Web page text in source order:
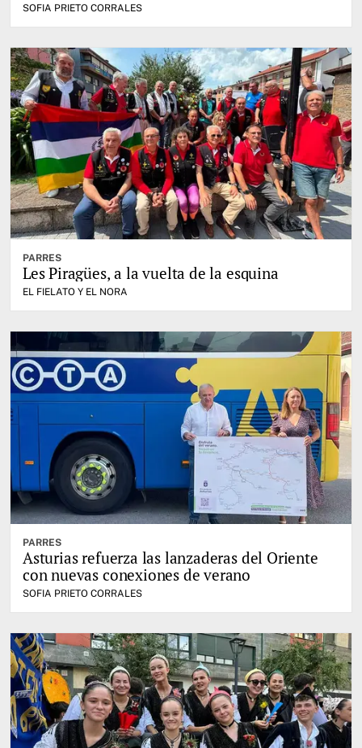
SOFIA PRIETO CORRALES
PARRES
Les Piragües, a la vuelta de la esquina
EL FIELATO Y EL NORA
PARRES
Asturias refuerza las lanzaderas del Oriente
con nuevas conexiones de verano
SOFIA PRIETO CORRALES